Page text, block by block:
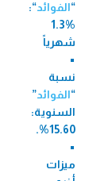
“الفوائد“:
1.3%
شهرياً
نسبة
“الفوائد”
السنوية:
15.60%.
ميزات